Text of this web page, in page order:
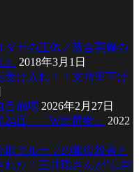
ダヤの正体／落合莞爾の
2018年3月1日
受け入れ！！支持率下げ
己崩壊 2026年2月27日
回 『W総選挙』
2022
グループの報復殺害と
た！三井環さんが”口封